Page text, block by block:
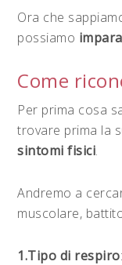
Ora che
possiamo
Come
Per prima cosa
trovare prima la
sintomi fisici.
Andremo a
muscolare,
1.Tipo di respiro